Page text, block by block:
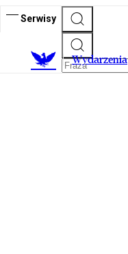
Serwisy
Wydarzenia